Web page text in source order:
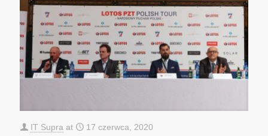
IT Supra at 17 czerwca, 2020